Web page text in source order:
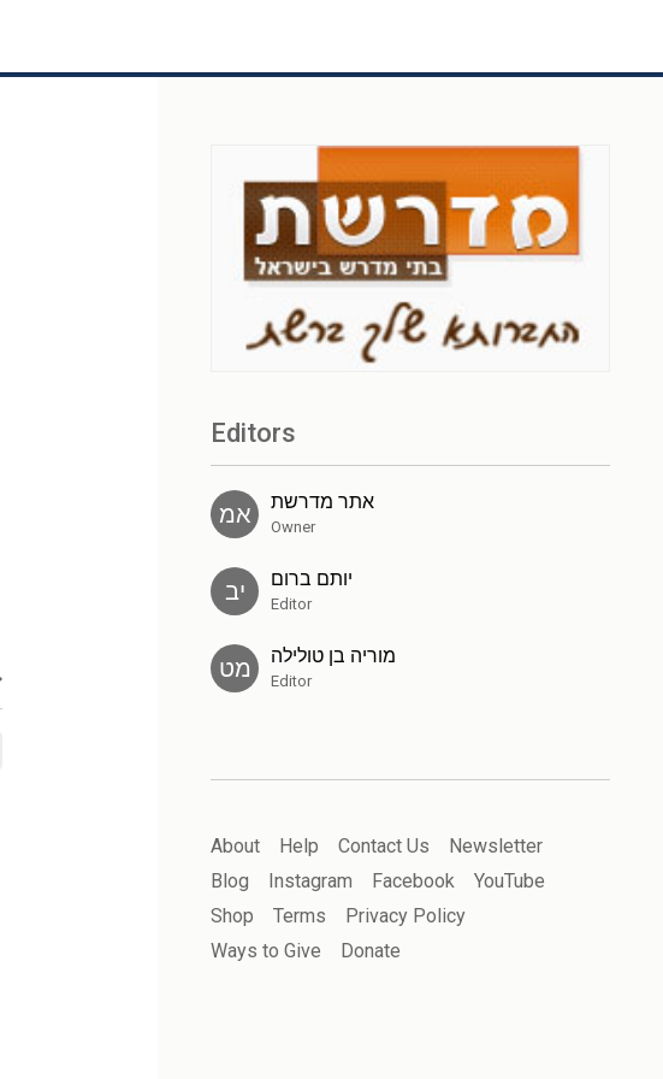
Editors
אמ אתר מדרשת
Owner
יב יותם ברום
Editor
מט מוריה בן טולילה
Editor
About Help Contact Us
Newsletter
Blog
Instagram Facebook
YouTube
Shop
Terms
Privacy Policy
Ways to Give
Donate